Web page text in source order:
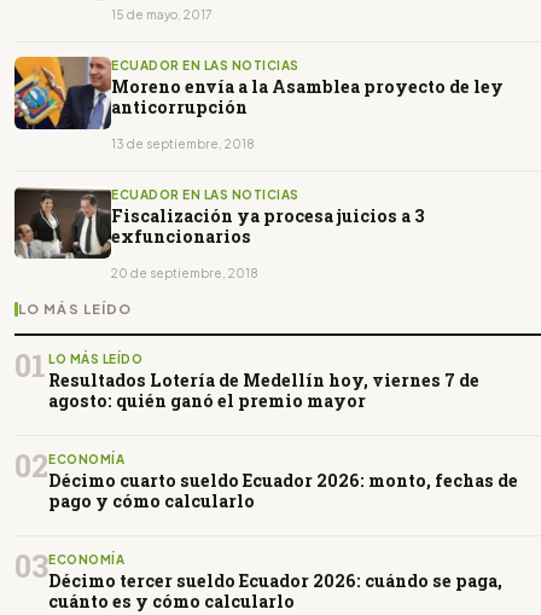
15 de mayo, 2017
ECUADOR EN LAS NOTICIAS
Moreno envía a la Asamblea proyecto de ley
anticorrupción
13 de septiembre, 2018
ECUADOR EN LAS NOTICIAS
Fiscalización ya procesa juicios a 3
exfuncionarios
20 de septiembre, 2018
LO MÁS LEÍDO
01 LO MÁS LEÍDO
Resultados Lotería de Medellín hoy, viernes 7 de
agosto: quién ganó el premio mayor
02 ECONOMÍA
Décimo cuarto sueldo Ecuador 2026: monto, fechas de
pago y cómo calcularlo
03ECONOMÍA
Décimo tercer sueldo Ecuador 2026: cuándo se paga,
cuánto es y cómo calcularlo